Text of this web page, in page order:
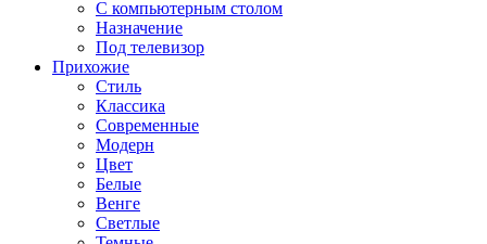
С компьютерным столом
Назначение
Под телевизор
Прихожие
Стиль
Классика
Современные
Модерн
Цвет
Белые
Венге
Светлые